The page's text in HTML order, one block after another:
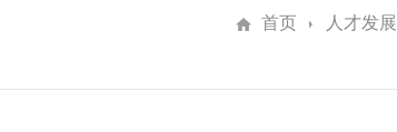
首页 人才发展